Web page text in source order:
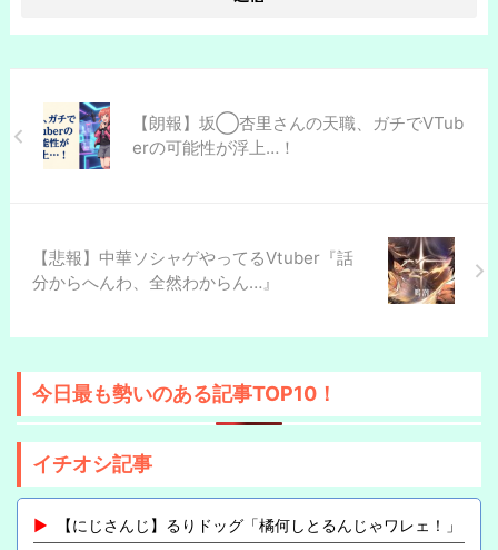
【朗報】坂◯杏里さんの天職、ガチでVTub
erの可能性が浮上…！
【悲報】中華ソシャゲやってるVtuber『話
分からへんわ、全然わからん…』
今日最も勢いのある記事TOP10！
イチオシ記事
【にじさんじ】るりドッグ「橘何しとるんじゃワレェ！」